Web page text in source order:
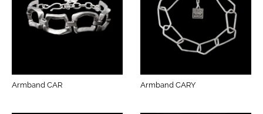
Armband CAR Armband CARY